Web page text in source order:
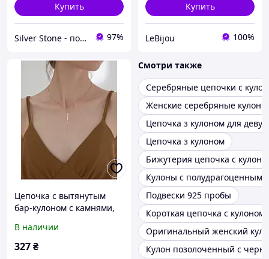
Купить
Silver Stone - подарки для всех 97%
Купить
LeBijou 100%
Цепочка с вытянутым
бар-кулоном с камнями,
пробы, длина 40+5 см
В наличии
327₴
Смотри также
Серебряные цепочки с
Женские серебряные кулоны
Цепочка з кулоном для
Цепочка з кулоном
Бижутерия цепочка с
Кулоны с
Подвески 925 пробы
Короткая цепочка с кулоном
Оригинальный женский
Кулон позолоченный с